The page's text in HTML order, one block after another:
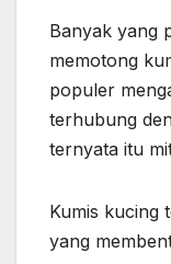
Banyak yang
memotong
populer
terhubung
ternyata itu
Kumis kucing
yang